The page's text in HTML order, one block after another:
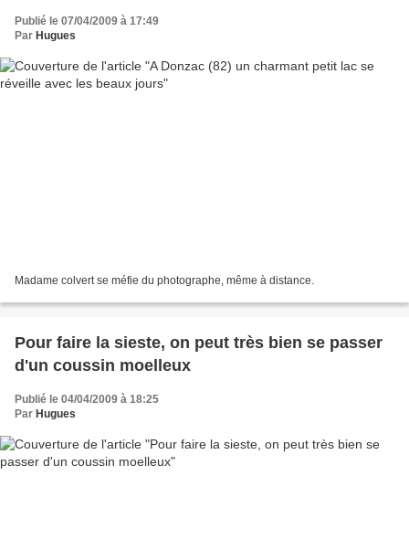
Publié le 07/04/2009 à 17:49
Par Hugues
Madame colvert se méfie du photographe, même à distance.
Pour faire la sieste, on peut très bien se passer
d'un coussin moelleux
Publié le 04/04/2009 à 18:25
Par Hugues